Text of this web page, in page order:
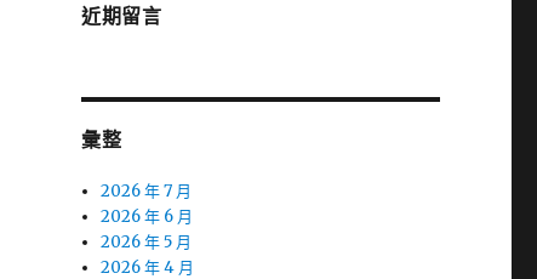
近期留言
彙整
2026 年 7 月
2026 年 6 月
2026 年 5 月
2026 年 4 月